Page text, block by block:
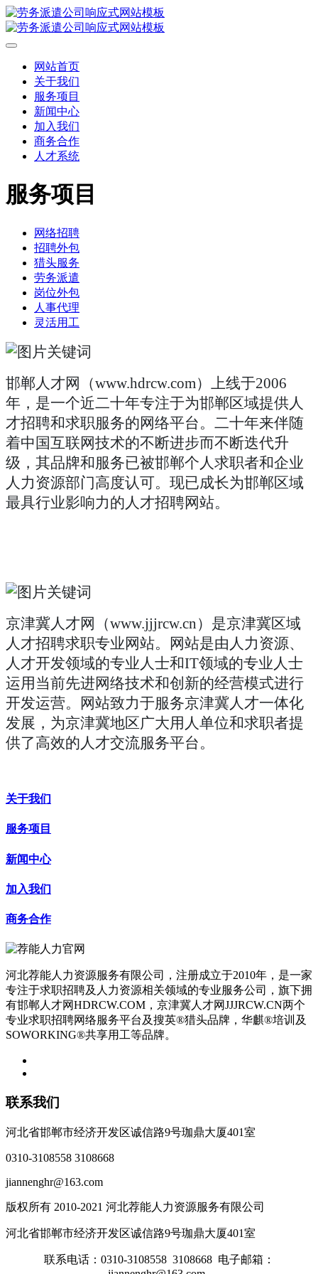
网站首页
关于我们
服务项目
新闻中心
加入我们
商务合作
人才系统
服务项目
网络招聘
招聘外包
猎头服务
劳务派遣
岗位外包
人事代理
灵活用工
邯郸人才网（www.hdrcw.com） 上线于2006
年，是一个近二十年专注于为邯郸区域提供人
才招聘和求职服务的网络平台。二十年来伴随
着中国互联网技术的不断进步而不断迭代升
级，其品牌和服务已被邯郸个人求职者和企业
人力资源部门高度认可。现已成长为邯郸区域
最具行业影响力的人才招聘网站。
京津冀人才网（www.jjjrcw.cn）是京津冀区域
人才招聘求职专业网站。网站是由人力资源、
人才开发领域的专业人士和IT领域的专业人士
运用当前先进网络技术和创新的经营模式进行
开发运营。网站致力于服务京津冀人才一体化
发展，为京津冀地区广大用人单位和求职者提
供了高效的人才交流服务平台。
关于我们
服务项目
新闻中心
加入我们
商务合作
河北荐能人力资源服务有限公司，注册成立于2010年，是一家
专注于求职招聘及人力资源相关领域的专业服务公司，旗下拥
有邯郸人才网HDRCW.COM，京津冀人才网JJJRCW.CN两个
专业求职招聘网络服务平台及搜英®猎头品牌，华麒®培训及
SOWORKING®共享用工等品牌。
联系我们
河北省邯郸市经济开发区诚信路9号珈鼎大厦401室
0310-3108558 3108668
jiannenghr@163.com
版权所有 2010-2021 河北荐能人力资源服务有限公司
河北省邯郸市经济开发区诚信路9号珈鼎大厦401室
联系电话：0310-3108558 3108668 电子邮箱：